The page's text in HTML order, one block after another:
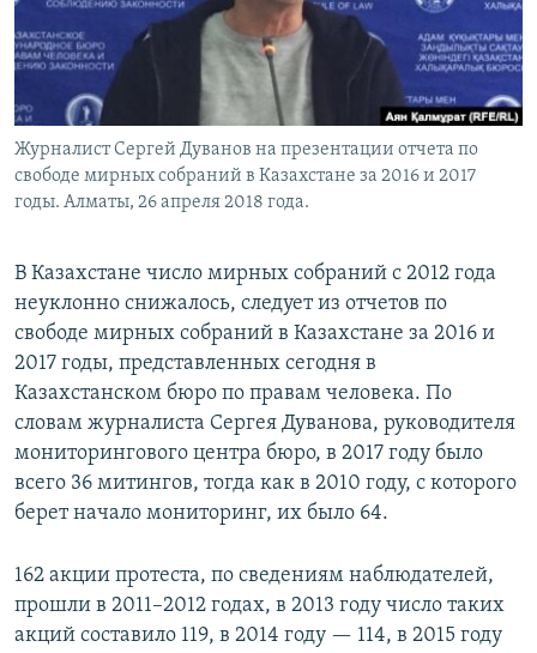
Журналист Сергей Дуванов на презентации отчета по
свободе мирных собраний в Казахстане за 2016 и 2017
годы. Алматы, 26 апреля 2018 года.
В Казахстане число мирных собраний с 2012 года
неуклонно снижалось, следует из отчетов по
свободе мирных собраний в Казахстане за 2016 и
2017 годы, представленных сегодня в
Казахстанском бюро по правам человека. По
словам журналиста Сергея Дуванова, руководителя
мониторингового центра бюро, в 2017 году было
всего 36 митингов, тогда как в 2010 году, с которого
берет начало мониторинг, их было 64.
162 акции протеста, по сведениям наблюдателей,
прошли в 2011–2012 годах, в 2013 году число таких
акций составило 119, в 2014 году — 114, в 2015 году